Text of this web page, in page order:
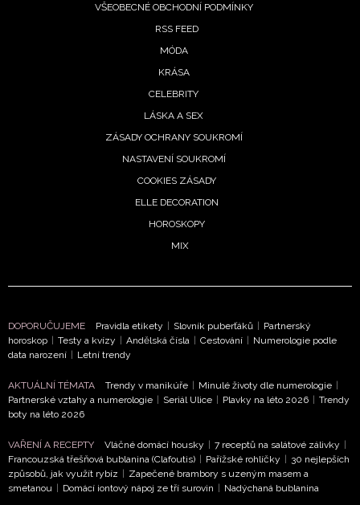
NEWSLETTER
Přihlášením k newsletteru souhlasíte sObchodními
potvrzujete, že jste se seznámili seZásadami
ochrany soukromí- BurdaMedia Extra s.r.o. bude s
Vašimi údaji pracovat zejména k organizaci a
VŠEOBECNÉ OBCHODNÍ PODMÍNKY
RSS FEED
MÓDA
KRÁSA
CELEBRITY
LÁSKA A SEX
ZÁSADY OCHRANY SOUKROMÍ
NASTAVENÍ SOUKROMÍ
COOKIES ZÁSADY
ELLE DECORATION
HOROSKOPY
MIX
DOPORUČUJEME Pravidla etikety | Slovník puberťáků | Partnerský
horoskop | Testy a kvízy | Andělská čísla | Cestování | Numerologie podle
data narození | Letní trendy
AKTUÁLNÍ TÉMATA Trendy v manikúře | Minulé životy dle numerologie |
Partnerské vztahy a numerologie | Seriál Ulice | Plavky na léto 2026 | Trendy
boty na léto 2026
VAŘENÍ A RECEPTY Vláčné domácí housky | 7 receptů na salátové zálivky |
Francouzská třešňová bublanina (Clafoutis) | Pařížské rohlíčky | 30 nejlepších
způsobů, jak využít rybíz | Zapečené brambory s uzeným masem a
smetanou | Domácí iontový nápoj ze tří surovin | Nadýchaná bublanina